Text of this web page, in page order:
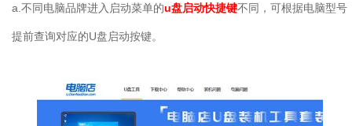
a.不同电脑品牌进入启动菜单的u盘启动快捷键不同，可根据电脑型号
提前查询对应的U盘启动按键。